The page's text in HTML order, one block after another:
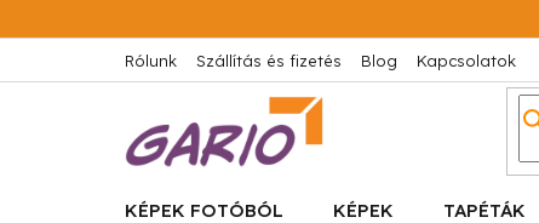
a
tartalomhoz
Rólunk Szállítás és fizetés Blog Kapcsolatok
KÉPEK FOTÓBÓL KÉPEK TAPÉTÁK